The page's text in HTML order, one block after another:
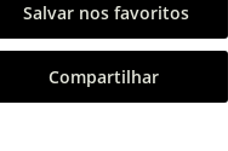
Salvar nos favoritos
Compartilhar